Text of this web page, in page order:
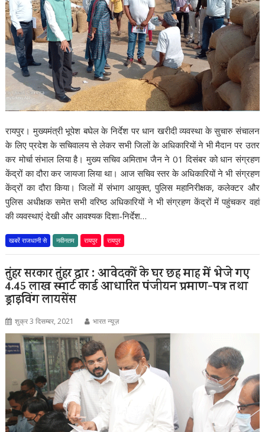
रायपुर। मुख्यमंत्री भूपेश बघेल के निर्देश पर धान खरीदी व्यवस्था के सुचारु संचालन
के लिए प्रदेश के सचिवालय से लेकर सभी जिलों के अधिकारियों ने भी मैदान पर उतर
कर मोर्चा संभाल लिया है। मुख्य सचिव अमिताभ जैन ने 01 दिसंबर को धान संग्रहण
केंद्रों का दौरा कर जायजा लिया था। आज सचिव स्तर के अधिकारियों ने भी संग्रहण
केंद्रों का दौरा किया। जिलों में संभाग आयुक्त, पुलिस महानिरीक्षक, कलेक्टर और
पुलिस अधीक्षक समेत सभी वरिष्ठ अधिकारियों ने भी संग्रहण केंद्रों में पहुंचकर वहां
की व्यवस्थाएं देखी और आवश्यक दिशा-निर्देश…
खबरें राजधानी से नवीनतम रायपुर रायपुर
तुंहर सरकार तुंहर द्वार : आवेदकों के घर छह माह में भेजे गए
4.45 लाख स्मार्ट कार्ड आधारित पंजीयन प्रमाण-पत्र तथा
ड्राइविंग लायसेंस
शुक्र 3 दिसम्बर, 2021 भारत न्यूज़